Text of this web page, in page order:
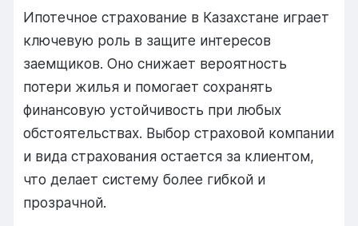
Ипотечное страхование в Казахстане играет
ключевую роль в защите интересов
заемщиков. Оно снижает вероятность
потери жилья и помогает сохранять
финансовую устойчивость при любых
обстоятельствах. Выбор страховой компании
и вида страхования остается за клиентом,
что делает систему более гибкой и
прозрачной.